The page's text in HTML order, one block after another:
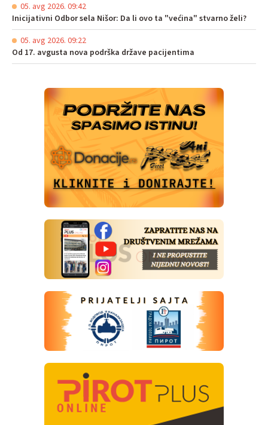
05. avg 2026. 09:42
Inicijativni Odbor sela Nišor: Da li ovo ta "većina" stvarno želi?
05. avg 2026. 09:22
Od 17. avgusta nova podrška države pacijentima